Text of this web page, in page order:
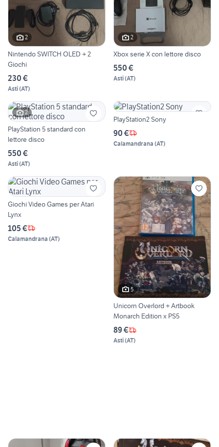
2
Nintendo SWITCH OLED + 2
Giochi
230 €
Asti(AT)
2
Xbox serie X con lettore disco
550 €
Asti(AT)
2
PlayStation 5 standard con
lettore disco
550 €
Asti(AT)
PlayStation2 Sony
90 €
Calamandrana (AT)
Giochi Video Games per Atari
Lynx
105 €
Calamandrana (AT)
5
Unicorn Overlord + Artbook
Monarch Edition x PS5
89 €
Asti(AT)